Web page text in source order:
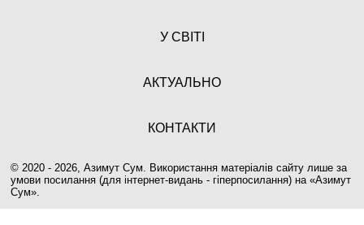
У СВІТІ
АКТУАЛЬНО
КОНТАКТИ
© 2020 - 2026, Азимут Сум. Використання матеріалів сайту лише за
умови посилання (для інтернет-видань - гіперпосилання) на «Азимут
Сум».